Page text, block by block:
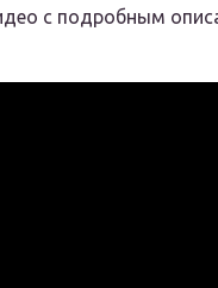
с подробным